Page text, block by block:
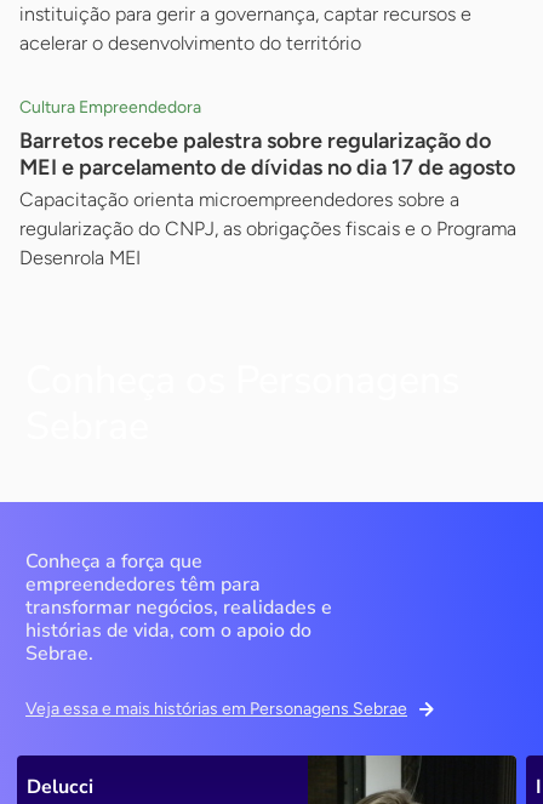
instituição para gerir a governança, captar recursos e
acelerar o desenvolvimento do território
Cultura Empreendedora
Barretos recebe palestra sobre regularização do
MEI e parcelamento de dívidas no dia 17 de agosto
Capacitação orienta microempreendedores sobre a
regularização do CNPJ, as obrigações fiscais e o Programa
Desenrola MEI
Conheça a força que
empreendedores têm para
transformar negócios, realidades e
histórias de vida, com o apoio do
Sebrae.
Veja essa e mais histórias em Personagens Sebrae
Delucci